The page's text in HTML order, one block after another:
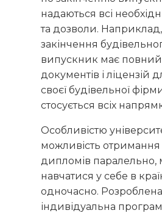
надаються всі
та дозволи. Наприклад,
закінчення
випускник має повний
документів і ліцензій
своєї будівельної
стосується всіх
Особливістю
можливість
дипломів паралельно,
навчатися у себе в
одночасно.
індивідуальна